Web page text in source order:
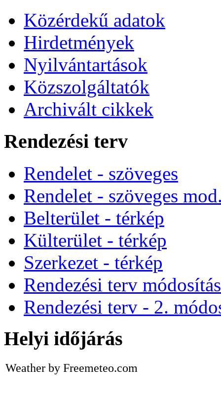
Közérdekű adatok
Hirdetmények
Nyilvántartások
Közszolgáltatók
Archivált cikkek
Rendezési terv
Rendelet - szöveges
Rendelet - szöveges
Belterület - térkép
Külterület - térkép
Szerkezet - térkép
Rendezési terv
Rendezési terv - 2.
Helyi időjárás
Weather by Freemeteo.com